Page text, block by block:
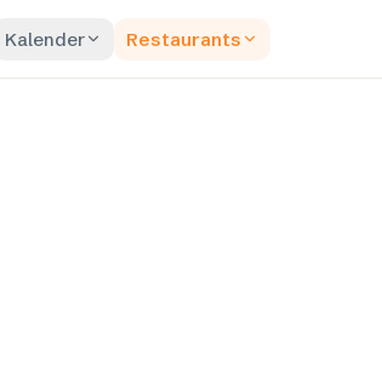
Kalender Restaurants